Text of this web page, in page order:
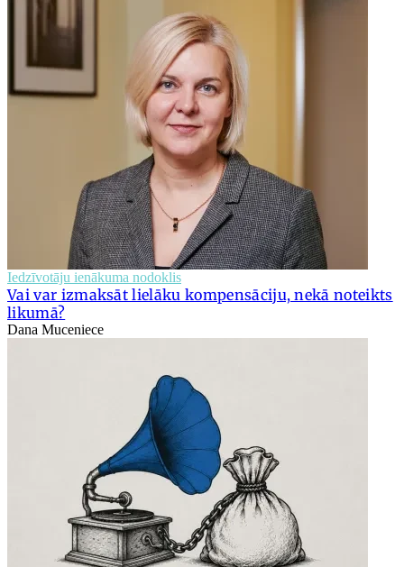
Iedzīvotāju ienākuma nodoklis
Vai var izmaksāt lielāku kompensāciju, nekā noteikts
likumā?
Dana Muceniece